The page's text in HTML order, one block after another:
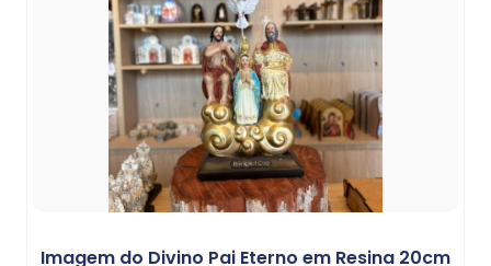
Imagem do Divino Pai Eterno em Resina 20cm